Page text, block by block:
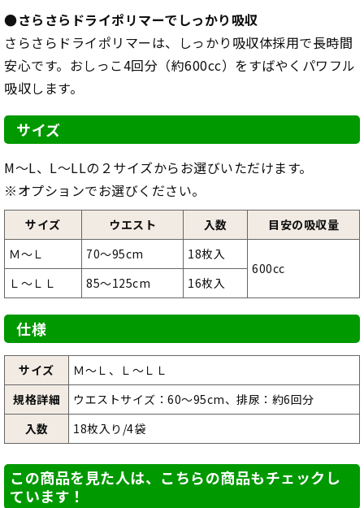
●さらさらドライポリマーでしっかり吸収
さらさらドライポリマーは、しっかり吸収体採用で長時間
安心です。おしっこ4回分（約600cc）をすばやくパワフル
吸収します。
サイズ
M～L、L～LLの２サイズからお選びいただけます。
※オプションでお選びください。
サイズ ウエスト 入数
目安の吸収量
Ｍ～Ｌ
70～95cm
18枚入
600cc
Ｌ～ＬＬ
85～125cm 16枚入
仕様
サイズ
Ｍ～Ｌ、Ｌ～ＬＬ
規格詳細
ウエストサイズ：60～95cm、排尿：約6回分
入数
18枚入り/4袋
この商品を見た人は、こちらの商品もチェックし
ています！